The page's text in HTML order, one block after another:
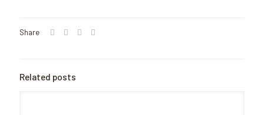
Share
Related posts